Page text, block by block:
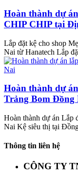
Hoàn thành dự
CHIP CHIP tại
Lắp đặt kệ cho shop
Nai từ Hanatech Lắp
Hoàn thành dự
Trảng Bom Đồng
Hoàn thành dự án Lắp
Nai Kệ siêu thị tại
Thông tin liên hệ
CÔNG TY